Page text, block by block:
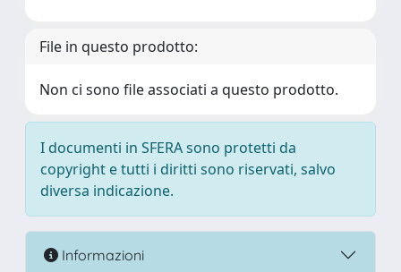
File in questo prodotto:
Non ci sono file associati a questo prodotto.
I documenti in SFERA sono protetti da
copyright e tutti i diritti sono riservati, salvo
diversa indicazione.
Informazioni